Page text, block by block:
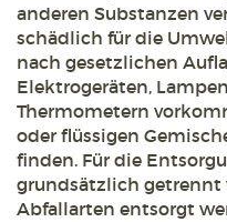
anderen Substanzen
schädlich für die
nach gesetzlichen
Elektrogeräten,
Thermometern
oder flüssigen
finden. Für die
grundsätzlich getrennt
Abfallarten entsorgt